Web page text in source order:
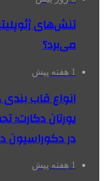
تنش‌های
می‌برد؟
1 هفته پیش
انواع قاب
یورتان
در دکوراسیون
1 هفته پیش